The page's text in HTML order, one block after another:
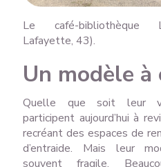
Le café-bibliothèque
Lafayette, 43).
Un modèle
Quelle que soit leur
participent aujourd’hui à
recréant des espaces de
d’entraide. Mais leur
souvent fragile.